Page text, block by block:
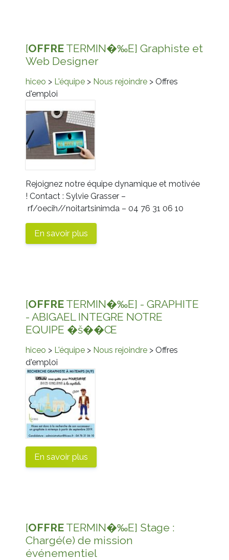
[OFFRE TERMIN�‰E] Graphiste et
Web Designer
hiceo > L'équipe > Nous rejoindre > Offres
d'emploi
Rejoignez notre équipe dynamique et motivée
! Contact : Sylvie Grasser –
rf/oecih//noitartsinimda – 04 76 31 06 10
En savoir plus
[OFFRE TERMIN�‰E] - GRAPHITE
- ABIGAEL INTEGRE NOTRE
EQUIPE �š�️�Œ
hiceo > L'équipe > Nous rejoindre > Offres
d'emploi
En savoir plus
[OFFRE TERMIN�‰E] Stage :
Chargé(e) de mission
événementiel